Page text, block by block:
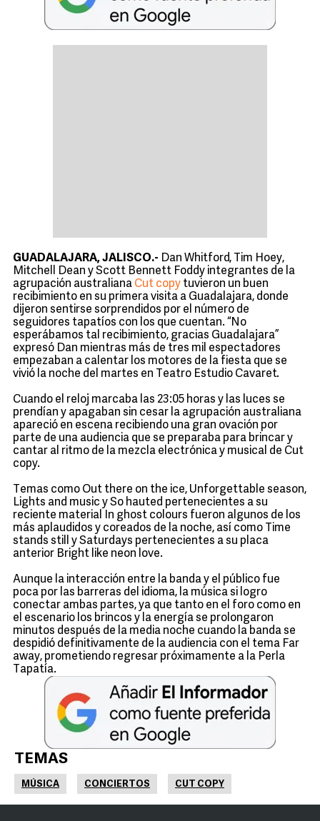
GUADALAJARA, JALISCO.- Dan Whitford, Tim Hoey,
Mitchell Dean y Scott Bennett Foddy integrantes de la
agrupación australiana Cut copy tuvieron un buen
recibimiento en su primera visita a Guadalajara, donde
dijeron sentirse sorprendidos por el número de
seguidores tapatíos con los que cuentan. “No
esperábamos tal recibimiento, gracias Guadalajara”
expresó Dan mientras más de tres mil espectadores
empezaban a calentar los motores de la fiesta que se
vivió la noche del martes en Teatro Estudio Cavaret.
Cuando el reloj marcaba las 23:05 horas y las luces se
prendían y apagaban sin cesar la agrupación australiana
apareció en escena recibiendo una gran ovación por
parte de una audiencia que se preparaba para brincar y
cantar al ritmo de la mezcla electrónica y musical de Cut
copy.
Temas como Out there on the ice, Unforgettable season,
Lights and music y So hauted pertenecientes a su
reciente material In ghost colours fueron algunos de los
más aplaudidos y coreados de la noche, así como Time
stands still y Saturdays pertenecientes a su placa
anterior Bright like neon love.
Aunque la interacción entre la banda y el público fue
poca por las barreras del idioma, la música si logro
conectar ambas partes, ya que tanto en el foro como en
el escenario los brincos y la energía se prolongaron
minutos después de la media noche cuando la banda se
despidió definitivamente de la audiencia con el tema Far
away, prometiendo regresar próximamente a la Perla
Tapatía.
TEMAS
MÚSICA CONCIERTOS CUT COPY